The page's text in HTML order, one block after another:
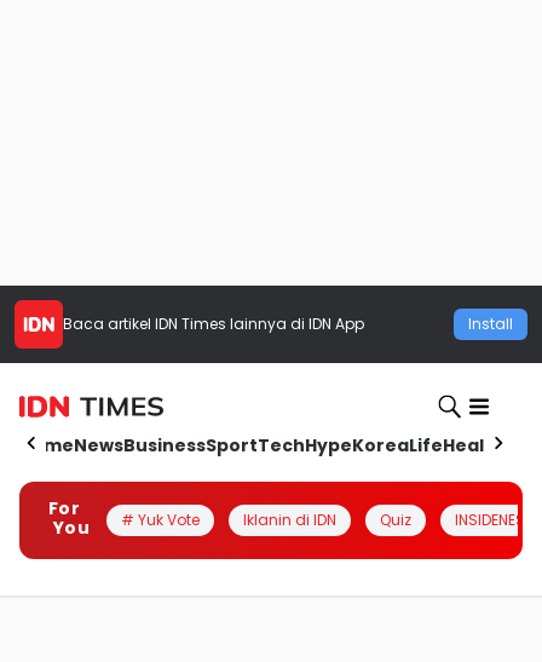
Baca artikel IDN Times lainnya di IDN App Install
HomeNewsBusinessSportTechHypeKoreaLifeHealth
For
You
# Yuk Vote Iklanin di IDN Quiz INSIDENESIA